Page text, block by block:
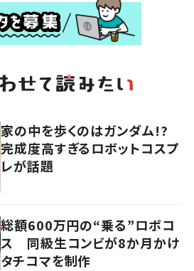
家の中を歩くのはガンダム!?
完成度高すぎるロボットコスプ
レが話題
総額600万円の“乗る”ロボコ
ス 同級生コンビが8か月かけ
タチコマを制作